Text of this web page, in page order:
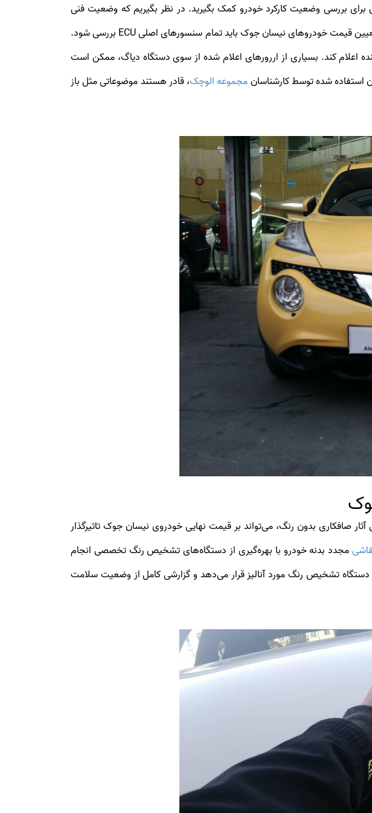
بررسی وضعیت کارکرد خودرو کمک بگیرید. در نظر بگیریم که وضعیت فنی
سیستم‌های خودرو یک معیار بسیار مهم در قیمت‌گذاری نیسان جوک آن‌ها است. از همین رو برای تعیین قیمت خودروهای نیسان جوک باید تمام سنسورهای اصلی ECU بررسی شود.
اعلام کند. بسیاری از اررورهای اعلام شده از سوی دستگاه دیاگ، ممکن است
استفاده شده توسط کارشناسانمجموعه الوچک، قادر هستند موضوعاتی مثل باز
بدون رنگ، می‌تواند بر قیمت نهایی خودروی نیسان جوک تاثیرگذار
مجدد بدنه خودرو با بهره‌گیری از دستگاه‌های تشخیص رنگ تخصصی انجام
دستگاه تشخیص رنگ مورد آنالیز قرار می‌دهد و گزارشی کامل از وضعیت سلامت